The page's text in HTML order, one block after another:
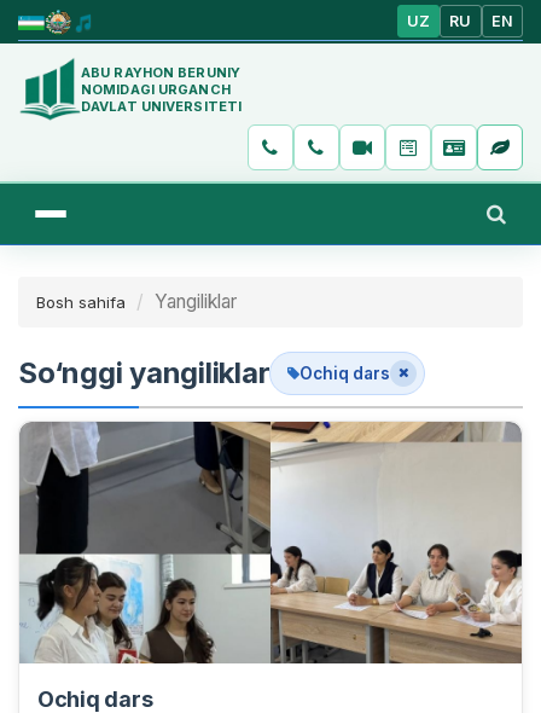
UZ RU EN
ABU RAYHON BERUNIY
NOMIDAGI URGANCH
DAVLAT UNIVERSITETI
Bosh sahifa Yangiliklar
So‘nggi yangiliklar Ochiq dars
Ochiq dars